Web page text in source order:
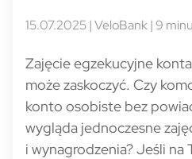
15.07.2025 | VeloBank | 9
Zajęcie egzekucyjne
może zaskoczyć. Czy
konto osobiste bez
wygląda jednoczesne
i wynagrodzenia? Jeśli na